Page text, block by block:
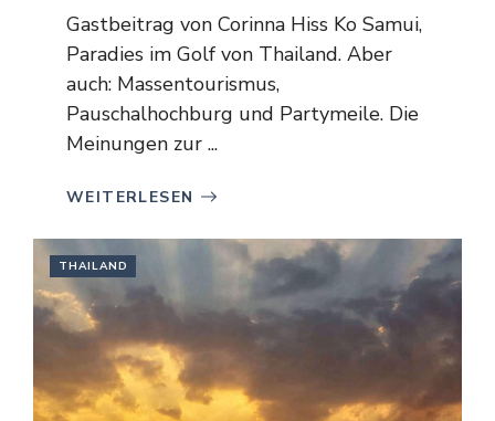
Gastbeitrag von Corinna Hiss Ko Samui,
Paradies im Golf von Thailand. Aber
auch: Massentourismus,
Pauschalhochburg und Partymeile. Die
Meinungen zur ...
WEITERLESEN
THAILAND